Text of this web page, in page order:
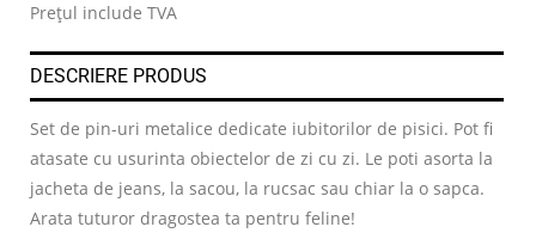
Prețul include TVA
DESCRIERE PRODUS
Set de pin-uri metalice dedicate iubitorilor de pisici. Pot fi
atasate cu usurinta obiectelor de zi cu zi. Le poti asorta la
jacheta de jeans, la sacou, la rucsac sau chiar la o sapca.
Arata tuturor dragostea ta pentru feline!